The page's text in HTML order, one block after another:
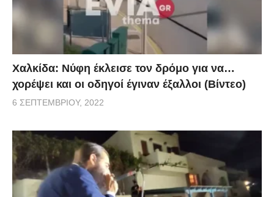
Χαλκίδα: Νύφη έκλεισε τον δρόμο για να…
χορέψει και οι οδηγοί έγιναν έξαλλοι (Βίντεο)
6 ΣΕΠΤΕΜΒΡΊΟΥ, 2022